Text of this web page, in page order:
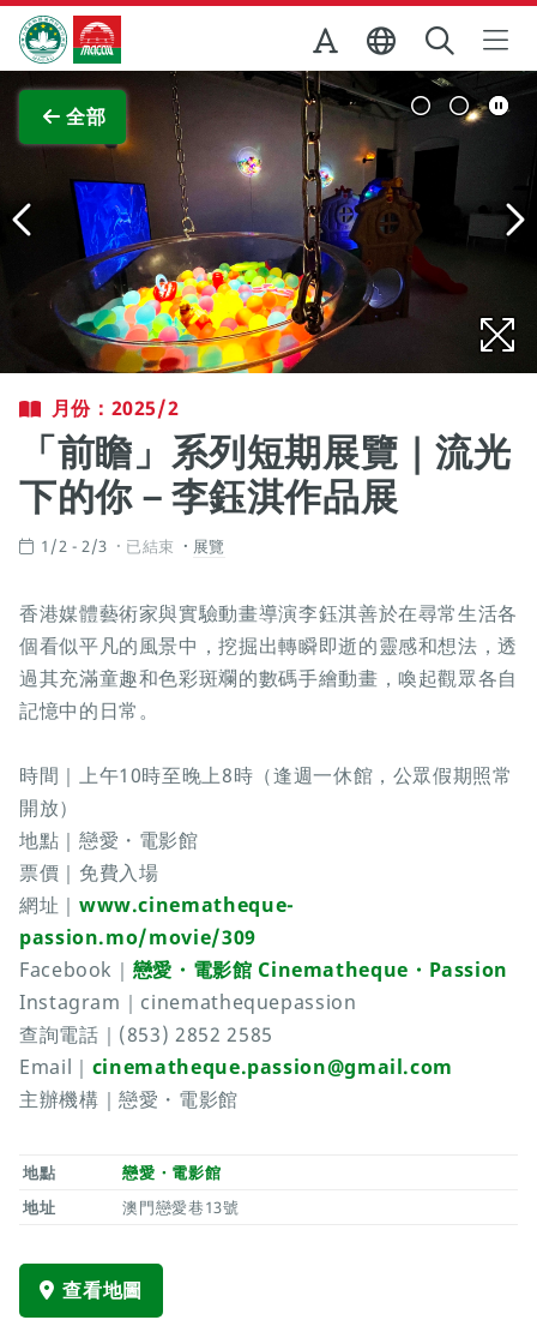
跳至主内容
澳門特別行政區政府旅遊局
全部
查看原圖
月份：2025/2
「前瞻」系列短期展覽｜流光
下的你－李鈺淇作品展
1/2 - 2/3 已結束 展覽
香港媒體藝術家與實驗動畫導演李鈺淇善於在尋常生活各
個看似平凡的風景中，挖掘出轉瞬即逝的靈感和想法，透
過其充滿童趣和色彩斑斕的數碼手繪動畫，喚起觀眾各自
記憶中的日常。
時間｜上午10時至晚上8時（逢週一休館，公眾假期照常
開放）
地點｜戀愛・電影館
票價｜免費入場
網址｜ www.cinematheque-
passion.mo/movie/309
Facebook｜ 戀愛・電影館 Cinematheque・Passion
Instagram｜cinemathequepassion
查詢電話｜(853) 2852 2585
Email｜ cinematheque.passion@gmail.com
主辦機構｜戀愛・電影館
地點
戀愛・電影館
地址
澳門戀愛巷13號
查看地圖